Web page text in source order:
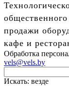
продажи
кафе и
Обработка
vels@vels.by
Искать: везде